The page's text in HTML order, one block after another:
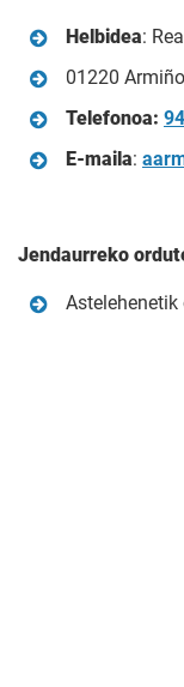
Helbidea:
01220
Telefonoa:
E-maila:
Jendaurreko